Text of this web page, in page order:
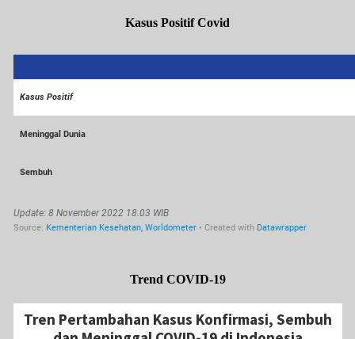
Kasus Positif Covid
Trend COVID-19